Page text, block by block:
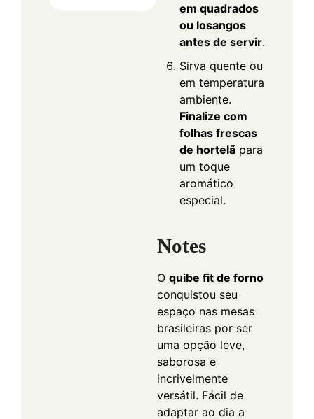
em quadrados
ou losangos
antes de servir.
Sirva quente ou
em temperatura
ambiente.
Finalize com
folhas frescas
de hortelã para
um toque
aromático
especial.
Notes
O quibe fit de forno
conquistou seu
espaço nas mesas
brasileiras por ser
uma opção leve,
saborosa e
incrivelmente
versátil. Fácil de
adaptar ao dia a